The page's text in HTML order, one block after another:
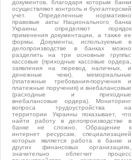
документов, благодаря которым банки
осуществляют контроль и бухгалтерский
учет. Определенные нормативно
правовые акты Национального банка
Украины определяют порядок
применения документации, а также ее
формы. Документы, используемые в
делопроизводстве в банках можно
разделить на три основные группы:
кассовые (приходные кассовые ордера,
заявления на перевод наличных, и
денежные чеки), мемориальные
(платежные требования-поручения и
платежные поручения) и внебалансовые
(расходные и приходные
внебалансовые ордера). Мониторинг
вопроса трудоустройства на
территории Украины показывает, что
найти работу в делопроизводстве в
банке не сложно. Обращение к
интернет ресурсам, специализацией
которых является работа в банке и
других финансовых организациях,
значительно облегчит процесс